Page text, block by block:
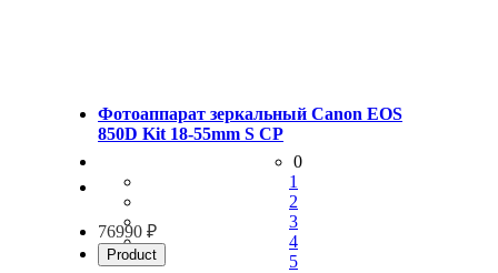
Фотоаппарат зеркальный Canon EOS
850D Kit 18-55mm S CP
0
1
2
3
4
5
76990 ₽
Product